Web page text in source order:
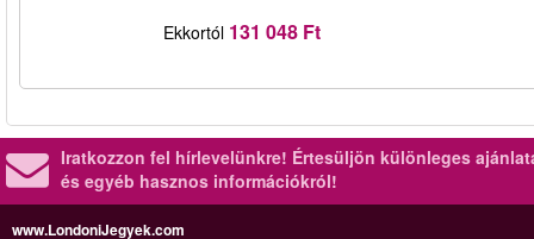
Ekkortól 131 048 Ft
Iratkozzon fel hírlevelünkre! Értesüljön különleges
és egyéb hasznos információkról!
www.LondoniJegyek.com